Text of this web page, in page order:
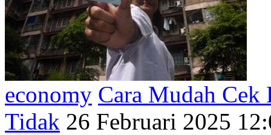
economy Cara Mudah Cek
Tidak 26 Februari 2025